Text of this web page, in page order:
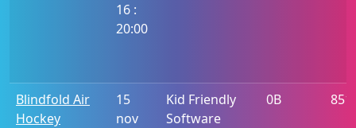
16 :
20:00
Blindfold Air
Hockey
15
nov
Kid Friendly
Software
0B 851